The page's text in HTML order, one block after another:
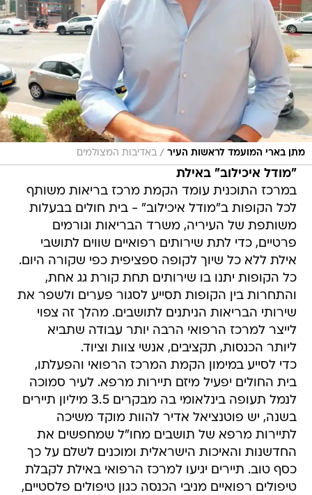
מתן בארי המועמד לראשות העיר / באדיבות המצולמים
"מודל איכילוב" באילת
במרכז התוכנית עומד הקמת מרכז בריאות משותף
לכל הקופות ב"מודל איכילוב" - בית חולים בבעלות
משותפת של העיריה, משרד הבריאות וגורמים
פרטיים, כדי לתת שירותים רפואיים שווים לתושבי
אילת ללא כל שיוך לקופה ספציפית כפי שקורה היום.
כל הקופות יתנו בו שירותים תחת קורת גג אחת,
והתחרות בין הקופות תסייע לסגור פערים ולשפר את
שירותי הבריאות הניתנים לתושבים. מהלך זה צפוי
לייצר למרכז הרפואי הרבה יותר עבודה שתביא
ליותר הכנסות, תקציבים, אנשי צוות וציוד.
כדי לסייע במימון הקמת המרכז הרפואי והפעלתו,
בית החולים יפעיל מיזם תיירות מרפא. לעיר סמוכה
לנמל תעופה בינלאומי בה מבקרים 3.5 מיליון תיירים
בשנה, יש פוטנציאל אדיר להוות מוקד משיכה
לתיירות מרפא של תושבים מחו"ל שמחפשים את
החדשנות והאיכות הישראלית ומוכנים לשלם על כך
כסף טוב. תיירים יגיעו למרכז הרפואי באילת לקבלת
טיפולים רפואיים מניבי הכנסה כגון טיפולים פלסטיים,